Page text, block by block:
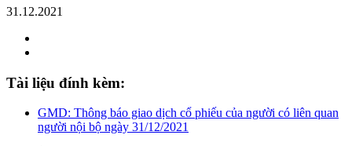
31.12.2021
Tài liệu đính kèm:
GMD: Thông báo giao dịch cổ phiếu của người có liên quan
người nội bộ ngày 31/12/2021